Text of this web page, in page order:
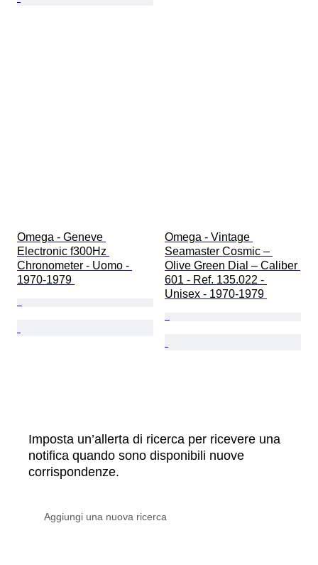
Omega - Geneve
Electronic f300Hz
Chronometer - Uomo -
1970-1979
Omega - Vintage
Seamaster Cosmic –
Olive Green Dial – Caliber
601 - Ref. 135.022 -
Unisex - 1970-1979
Imposta un’allerta di ricerca per ricevere una
notifica quando sono disponibili nuove
corrispondenze.